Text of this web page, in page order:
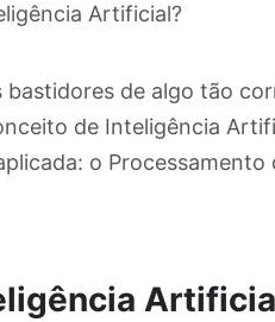
Artificial?
bastidores de algo tão
de Inteligência
o